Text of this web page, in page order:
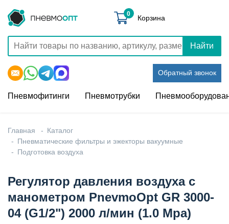
Найти
Обратный звонок
0 Корзина
Пневмофитинги Пневмотрубки
Главная
Каталог
Пневматические фильтры и эжекторы вакуумные
Подготовка воздуха
Регулятор давления воздуха с
манометром PnevmoOpt GR 3000-
04 (G1/2") 2000 л/мин (1.0 Mpa)